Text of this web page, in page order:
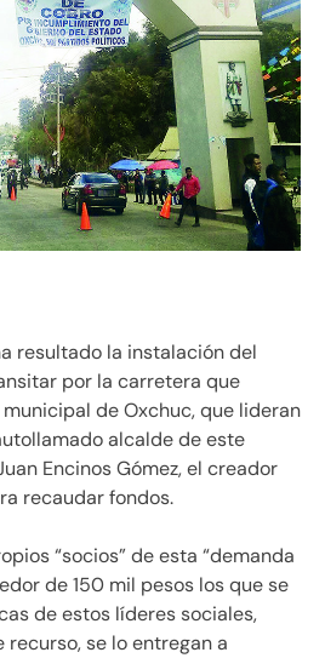
resultado la instalación del
por la carretera que
de Oxchuc, que lideran
alcalde de este
Encinos Gómez, el creador
recaudar fondos.
“socios” de esta “demanda
de 150 mil pesos los que se
de estos líderes sociales,
se lo entregan a